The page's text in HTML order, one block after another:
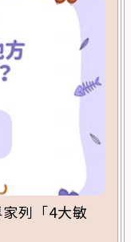
列「4大敏